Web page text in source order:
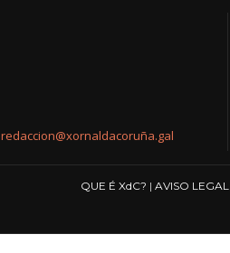
redaccion@xornaldacoruña.gal
QUE É XdC? | AVISO LEGAL